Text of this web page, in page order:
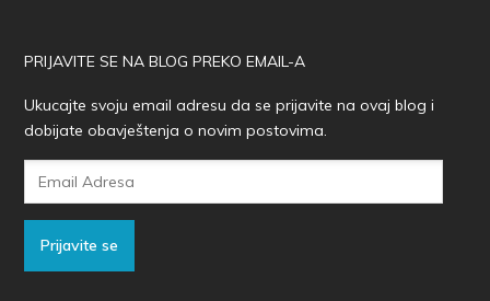
PRIJAVITE SE NA BLOG PREKO EMAIL-A
Ukucajte svoju email adresu da se prijavite na ovaj blog i
dobijate obavještenja o novim postovima.
Prijavite se